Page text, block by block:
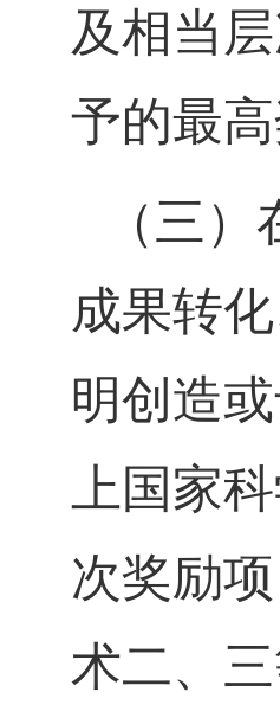
及相当
予的最
（三
成果转
明创造
上国家
次奖励
术二、